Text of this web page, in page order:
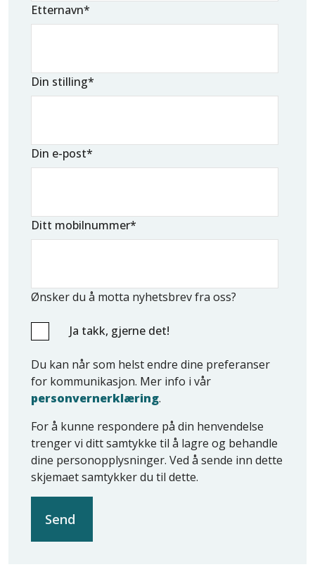
Etternavn*
Din stilling*
Din e-post*
Ditt mobilnummer*
Ønsker du å motta nyhetsbrev fra oss?
Ja takk, gjerne det!
Du kan når som helst endre dine preferanser
for kommunikasjon. Mer info i vår
personvernerklæring.
For å kunne respondere på din henvendelse
trenger vi ditt samtykke til å lagre og behandle
dine personopplysninger. Ved å sende inn dette
skjemaet samtykker du til dette.